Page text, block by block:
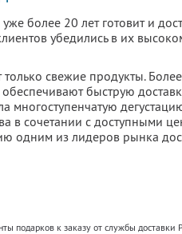
более 20 лет готовит и
убедились в их
только свежие продукты.
быструю
многоступенчатую
в сочетании с доступными
одним из лидеров рынка
подарков к заказу от службы доставки